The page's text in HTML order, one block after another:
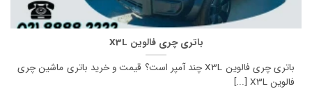
باتری چری فالوین X3L
باتری چری فالوین X3L چند آمپر است؟ قیمت و خرید باتری ماشین چری
فالوین X3L [...]